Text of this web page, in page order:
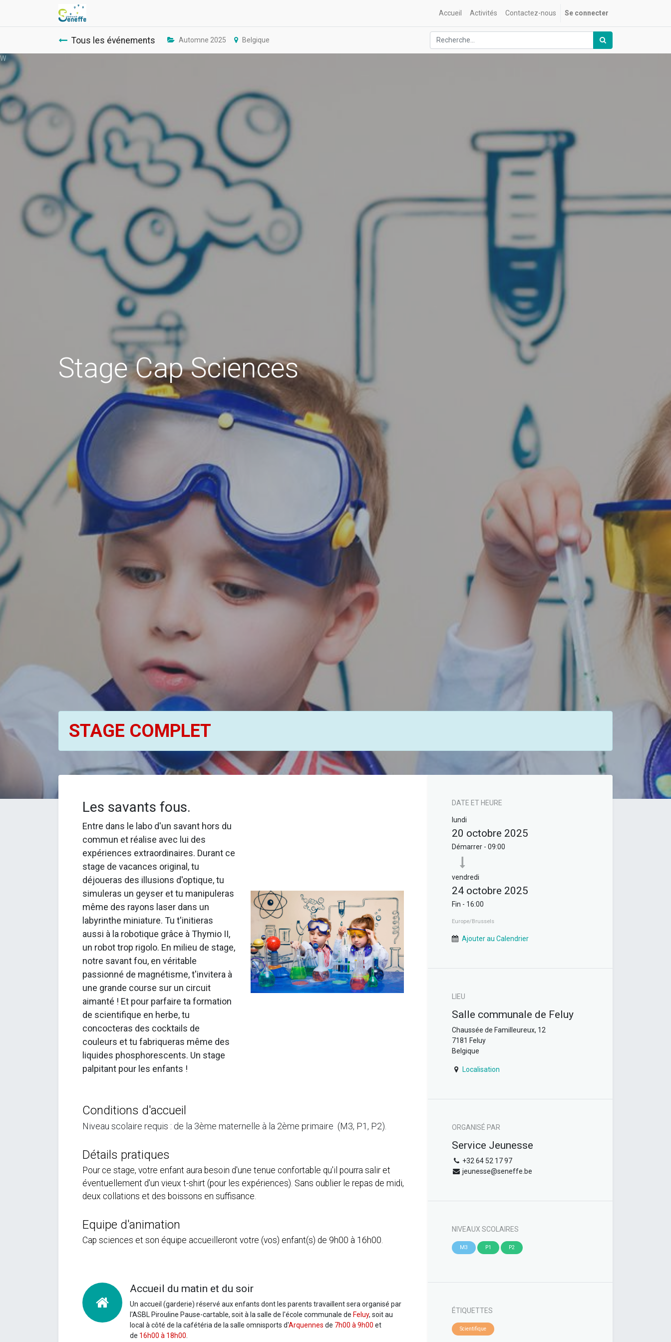
Accueil Activités Contactez-nous Se connecter
Tous les événements Automne 2025 Belgique
W
Stage Cap Sciences
STAGE COMPLET
Les savants fous.
Entre dans le labo d'un savant hors du
commun et réalise avec lui des
expériences extraordinaires. Durant ce
stage de vacances original, tu
déjoueras des illusions d'optique, tu
simuleras un geyser et tu manipuleras
même des rayons laser dans un
labyrinthe miniature. Tu t'initieras
aussi à la robotique grâce à Thymio II,
un robot trop rigolo. En milieu de stage,
notre savant fou, en véritable
passionné de magnétisme, t'invitera à
une grande course sur un circuit
aimanté ! Et pour parfaire ta formation
de scientifique en herbe, tu
concocteras des cocktails de
couleurs et tu fabriqueras même des
liquides phosphorescents. Un stage
palpitant pour les enfants !
Conditions d'accueil
Niveau scolaire requis : de la 3ème maternelle à la 2ème primaire (M3, P1, P2).
Détails pratiques
Pour ce stage, votre enfant aura besoin d'une tenue confortable qu'il pourra salir et
éventuellement d'un vieux t-shirt (pour les expériences). Sans oublier le repas de midi,
deux collations et des boissons en suffisance.
Equipe d'animation
Cap sciences et son équipe accueilleront votre (vos) enfant(s) de 9h00 à 16h00.
Accueil du matin et du soir
Un accueil (garderie) réservé aux enfants dont les parents travaillent sera organisé par
l'ASBL Pirouline Pause-cartable, soit à la salle de l'école communale de Feluy, soit au
local à côté de la cafétéria de la salle omnisports d'Arquennes de 7h00 à 9h00 et
de 16h00 à 18h00
DATE ET HEURE
lundi
20 octobre 2025
Démarrer - 09:00
vendredi
24 octobre 2025
Fin - 16:00
Europe/Brussels
Ajouter au Calendrier
LIEU
Salle communale de Feluy
Chaussée de Familleureux, 12
7181 Feluy
Belgique
Localisation
ORGANISÉ PAR
Service Jeunesse
+32 64 52 17 97
jeunesse@seneffe.be
NIVEAUX SCOLAIRES
M3 P1 P2
ÉTIQUETTES
Scientifique